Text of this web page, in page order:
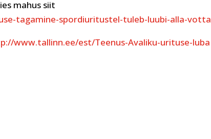
mahus siit
tagamine-spordiuritustel-tuleb-luubi-alla-votta
www.tallinn.ee/est/Teenus-Avaliku-urituse-luba